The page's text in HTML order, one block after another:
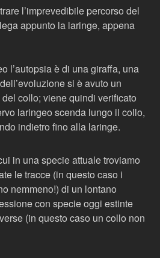
l’imprevedibile percorso del
appunto la laringe, appena
l’autopsia è di una giraffa, una
si è avuto un
collo; viene quindi verificato
laringeo scenda lungo il collo,
indietro fino alla laringe.
in una specie attuale troviamo
le tracce (in questo caso i
nemmeno!) di un lontano
con specie oggi estinte
(in questo caso un collo non